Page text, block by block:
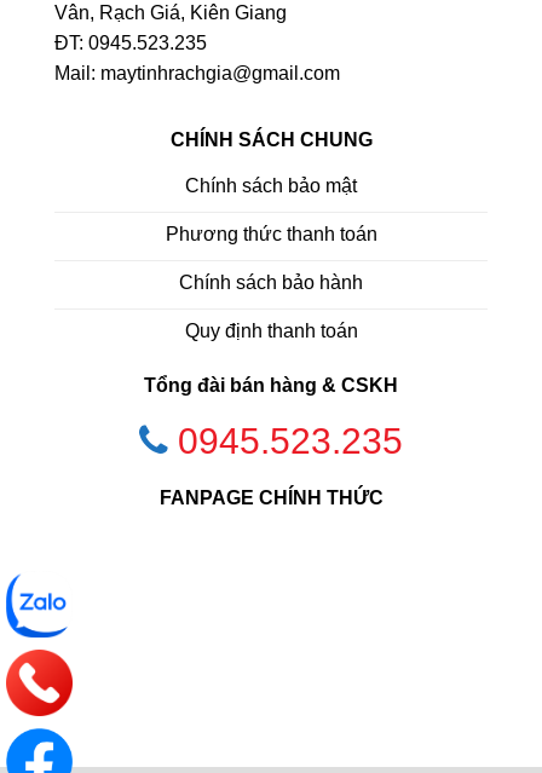
Vân, Rạch Giá, Kiên Giang
ĐT: 0945.523.235
Mail: maytinhrachgia@gmail.com
CHÍNH SÁCH CHUNG
Chính sách bảo mật
Phương thức thanh toán
Chính sách bảo hành
Quy định thanh toán
Tổng đài bán hàng & CSKH
0945.523.235
FANPAGE CHÍNH THỨC